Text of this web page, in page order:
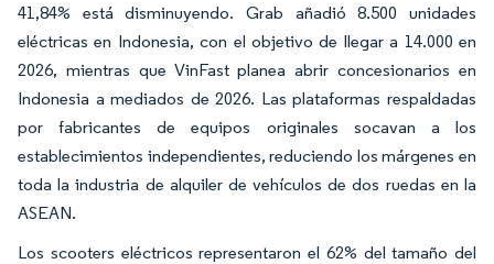
41,84% está disminuyendo. Grab añadió 8.500 unidades
eléctricas en Indonesia, con el objetivo de llegar a 14.000 en
2026, mientras que VinFast planea abrir concesionarios en
Indonesia a mediados de 2026. Las plataformas respaldadas
por fabricantes de equipos originales socavan a los
establecimientos independientes, reduciendo los márgenes en
toda la industria de alquiler de vehículos de dos ruedas en la
ASEAN.
Los scooters eléctricos representaron el 62% del tamaño del